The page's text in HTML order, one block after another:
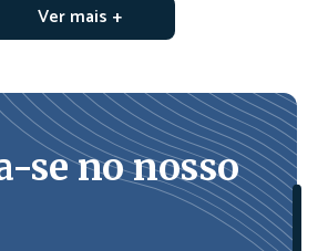
Ver mais +
se no nosso